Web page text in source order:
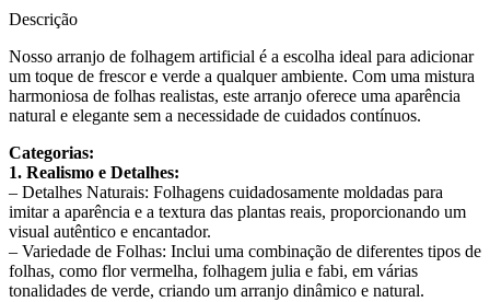
Descrição
Nosso arranjo de folhagem artificial é a escolha ideal para adicionar
um toque de frescor e verde a qualquer ambiente. Com uma mistura
harmoniosa de folhas realistas, este arranjo oferece uma aparência
natural e elegante sem a necessidade de cuidados contínuos.
Categorias:
1. Realismo e Detalhes:
– Detalhes Naturais: Folhagens cuidadosamente moldadas para
imitar a aparência e a textura das plantas reais, proporcionando um
visual autêntico e encantador.
– Variedade de Folhas: Inclui uma combinação de diferentes tipos de
folhas, como flor vermelha, folhagem julia e fabi, em várias
tonalidades de verde, criando um arranjo dinâmico e natural.